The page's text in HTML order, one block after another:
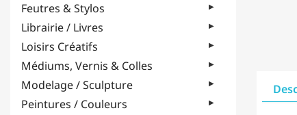
Feutres & Stylos
Librairie / Livres
Loisirs Créatifs
Médiums, Vernis & Colles
Modelage / Sculpture
Peintures / Couleurs